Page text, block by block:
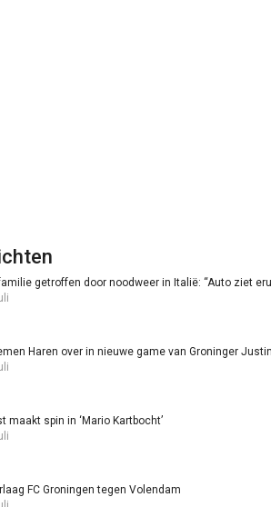
getroffen door noodweer in Italië: “Auto ziet
Haren over in nieuwe game van Groninger
maakt spin in ‘Mario Kartbocht’
FC Groningen tegen Volendam